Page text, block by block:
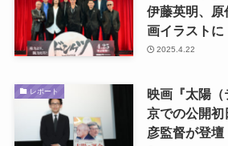
伊藤英明、原
画イラストに
2025.4.22
レポート
映画『太陽
京での公開初
彦監督が登壇